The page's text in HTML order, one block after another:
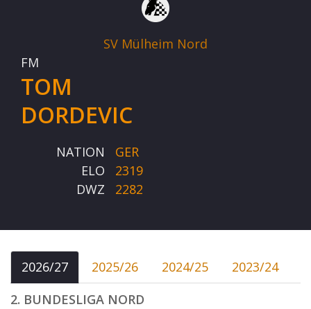
SV Mülheim Nord
FM
TOM
DORDEVIC
NATION
GER
ELO
2319
DWZ
2282
2026/27 2025/26 2024/25
2023/24
2. BUNDESLIGA NORD